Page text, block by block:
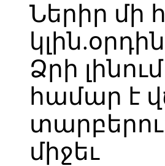
Ներիր մի
Ձրի
համար է
միջեւ